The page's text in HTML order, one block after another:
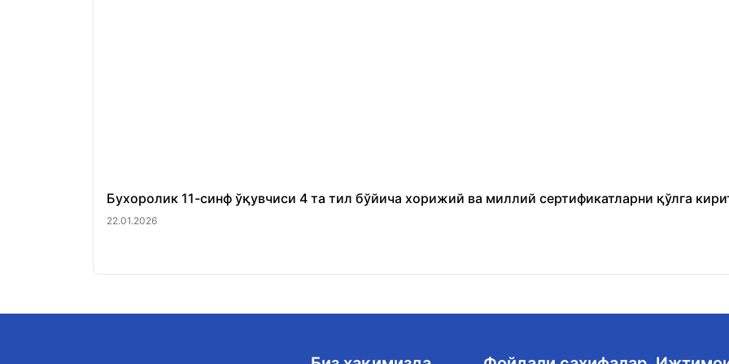
Бухоролик 11-синф ўқувчиси 4 та тил бўйича хорижий ва миллий сертификатларни қўлга
22.01.2026